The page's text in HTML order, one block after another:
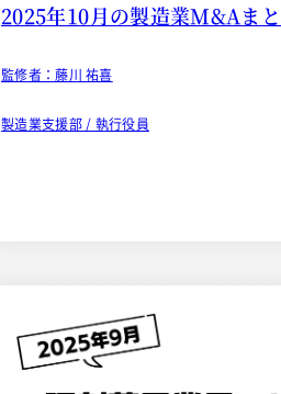
2025年10月の製造業M&Aま
監修者：藤川 祐喜
製造業支援部 / 執行役員